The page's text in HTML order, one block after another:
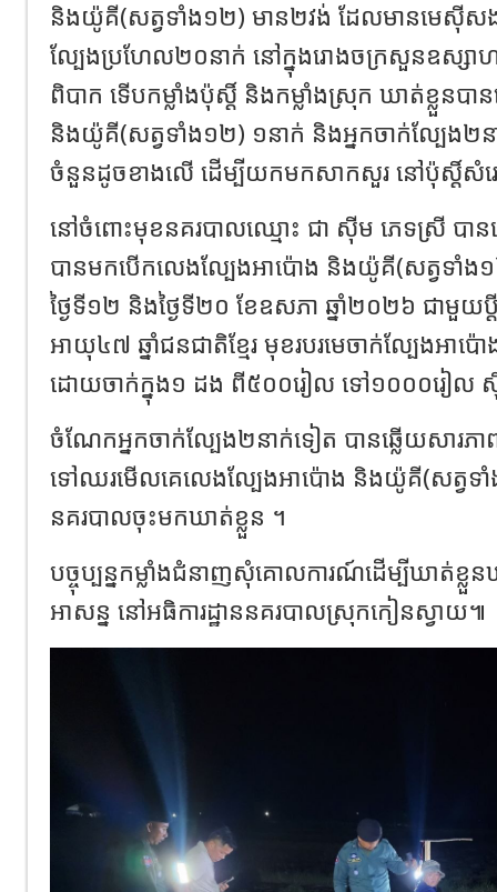
និងយ៉ូគី(សត្វទាំង១២) មាន២វង់ ដែលមានមេស៊ីស
ល្បែងប្រហែល២០នាក់ នៅក្នុងរោងចក្រសួនឧស្សា
ពិបាក ទើបកម្លាំងប៉ុស្ដិ៍ និងកម្លាំងស្រុក ឃាត់ខ្លួនបា
និងយ៉ូគី(សត្វទាំង១២) ១នាក់ និងអ្នកចាក់ល្បែង២
ចំនួនដូចខាងលើ ដើម្បីយកមកសាកសួរ នៅប៉ុស្ដិ៍សំ
នៅចំពោះមុខនគរបាលឈ្មោះ ជា ស៊ីម ភេទស្រី បានឆ្
បានមកបើកលេងលែ្បងអាប៉ោង និងយ៉ូគី(សត្វទាំ
ថ្ងៃទី១២ និងថ្ងៃទី២០ ខែឧសភា ឆ្នាំ២០២៦ ជាមួយ
អាយុ៤៧ ឆ្នាំជនជាតិខ្មែរ មុខរបរមេចាក់ល្បែងអ
ដោយចាក់ក្នុង១ ដង ពី៥០០រៀល ទៅ១០០០រៀល ស៊ី
ចំណែកអ្នកចាក់ល្បែង២នាក់ទៀត បានឆ្លើយសារភាព
ទៅឈរមើលគេលេងល្បែងអាប៉ោង និងយ៉ូគី(សត្វទាំ
នគរបាលចុះមកឃាត់ខ្លួន ។
បច្ចុប្បន្នកម្លាំងជំនាញសុំគោលការណ៍ដើម្បីឃាត់ខ្
អាសន្ន នៅអធិការដ្ឋាននគរបាលស្រុកកៀនស្វាយ៕